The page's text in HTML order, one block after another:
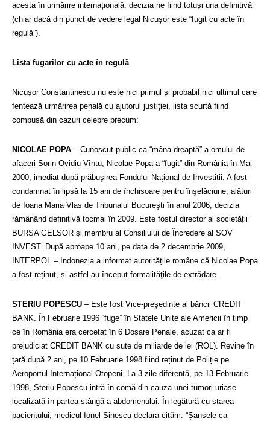
acesta în urmărire internațională, decizia ne fiind totuși una definitivă
(chiar dacă din punct de vedere legal Nicușor este “fugit cu acte în
regulă”).
Lista fugarilor cu acte în regulă
Nicușor Constantinescu nu este nici primul și probabil nici ultimul care
fentează urmărirea penală cu ajutorul justiției, lista scurtă fiind
compusă din cazuri celebre precum:
NICOLAE POPA – Cunoscut public ca “mâna dreaptă” a omului de
afaceri Sorin Ovidiu Vîntu, Nicolae Popa a “fugit” din România în Mai
2000, imediat după prăbuşirea Fondului Național de Investiții. A fost
condamnat în lipsă la 15 ani de închisoare pentru înşelăciune, alături
de Ioana Maria Vlas de Tribunalul Bucureşti în anul 2006, decizia
rămânând definitivă tocmai în 2009. Este fostul director al societății
BURSA GELSOR şi membru al Consiliului de Încredere al SOV
INVEST. După aproape 10 ani, pe data de 2 decembrie 2009,
INTERPOL – Indonezia a informat autoritățile române că Nicolae Popa
a fost reținut, și astfel au început formalităţile de extrădare.
STERIU POPESCU – Este fost Vice-președinte al băncii CREDIT
BANK. În Februarie 1996 “fuge” în Statele Unite ale Americii în timp
ce în România era cercetat în 6 Dosare Penale, acuzat ca ar fi
prejudiciat CREDIT BANK cu sute de miliarde de lei (ROL). Revine în
țară după 2 ani, pe 10 Februarie 1998 fiind reținut de Poliție pe
Aeroportul Internațional Otopeni. La 3 zile diferență, pe 13 Februarie
1998, Steriu Popescu intră în comă din cauza unei tumori uriașe
localizată în partea stângă a abdomenului. În legătură cu starea
pacientului, medicul Ionel Sinescu declara cităm: “Șansele ca